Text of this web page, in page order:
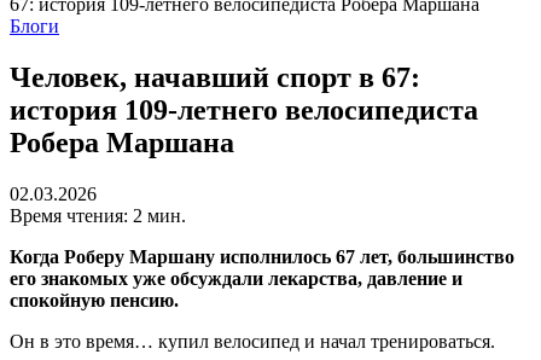
67: история 109-летнего велосипедиста Робера Маршана
Блоги
Человек, начавший спорт в 67:
история 109-летнего велосипедиста
Робера Маршана
02.03.2026
Время чтения: 2 мин.
Когда Роберу Маршану исполнилось 67 лет, большинство
его знакомых уже обсуждали лекарства, давление и
спокойную пенсию.
Он в это время… купил велосипед и начал тренироваться.